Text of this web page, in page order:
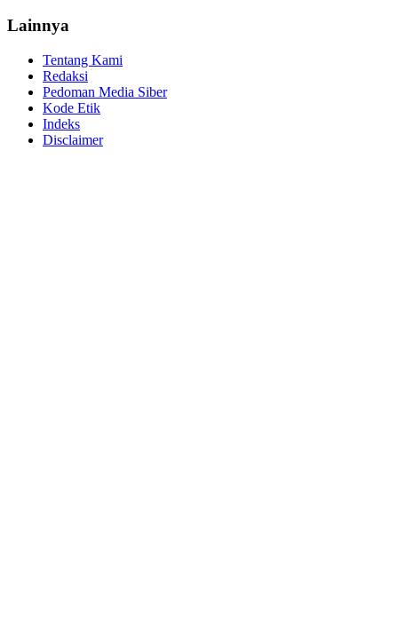
Lainnya
Tentang Kami
Redaksi
Pedoman Media Siber
Kode Etik
Indeks
Disclaimer